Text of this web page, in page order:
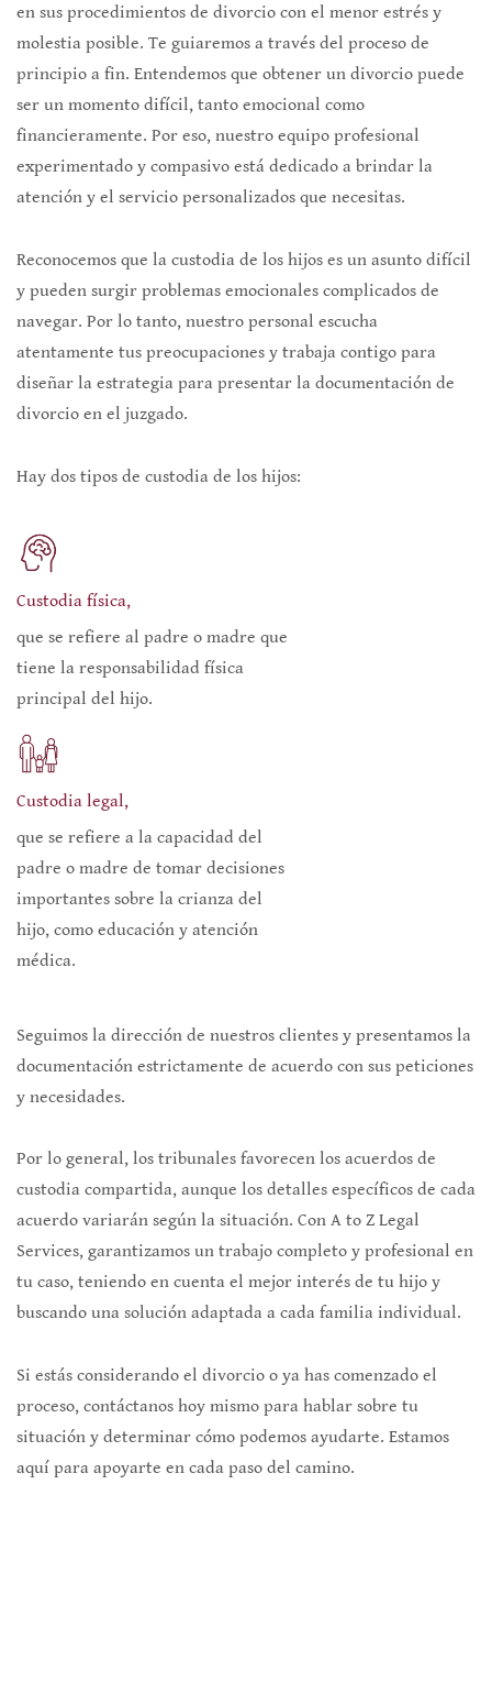
en sus procedimientos de divorcio con el menor estrés y
molestia posible. Te guiaremos a través del proceso de
principio a fin. Entendemos que obtener un divorcio puede
ser un momento difícil, tanto emocional como
financieramente. Por eso, nuestro equipo profesional
experimentado y compasivo está dedicado a brindar la
atención y el servicio personalizados que necesitas.
Reconocemos que la custodia de los hijos es un asunto difícil
y pueden surgir problemas emocionales complicados de
navegar. Por lo tanto, nuestro personal escucha
atentamente tus preocupaciones y trabaja contigo para
diseñar la estrategia para presentar la documentación de
divorcio en el juzgado.
Hay dos tipos de custodia de los hijos:
Custodia física,
que se refiere al padre o madre que
tiene la responsabilidad física
principal del hijo.
Custodia legal,
que se refiere a la capacidad del
padre o madre de tomar decisiones
importantes sobre la crianza del
hijo, como educación y atención
médica.
Seguimos la dirección de nuestros clientes y presentamos la
documentación estrictamente de acuerdo con sus peticiones
y necesidades.
Por lo general, los tribunales favorecen los acuerdos de
custodia compartida, aunque los detalles específicos de cada
acuerdo variarán según la situación. Con A to Z Legal
Services, garantizamos un trabajo completo y profesional en
tu caso, teniendo en cuenta el mejor interés de tu hijo y
buscando una solución adaptada a cada familia individual.
Si estás considerando el divorcio o ya has comenzado el
proceso, contáctanos hoy mismo para hablar sobre tu
situación y determinar cómo podemos ayudarte. Estamos
aquí para apoyarte en cada paso del camino.